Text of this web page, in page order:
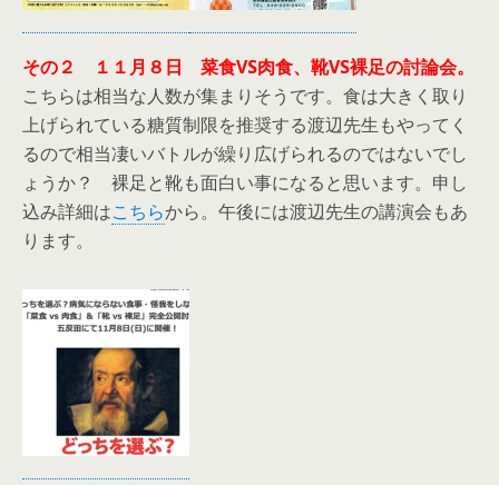
その２ １１月８日 菜食VS肉食、靴VS裸足の討論会。
こちらは相当な人数が集まりそうです。食は大きく取り
上げられている糖質制限を推奨する渡辺先生もやってく
るので相当凄いバトルが繰り広げられるのではないでし
ょうか？ 裸足と靴も面白い事になると思います。申し
込み詳細はこちらから。午後には渡辺先生の講演会もあ
ります。